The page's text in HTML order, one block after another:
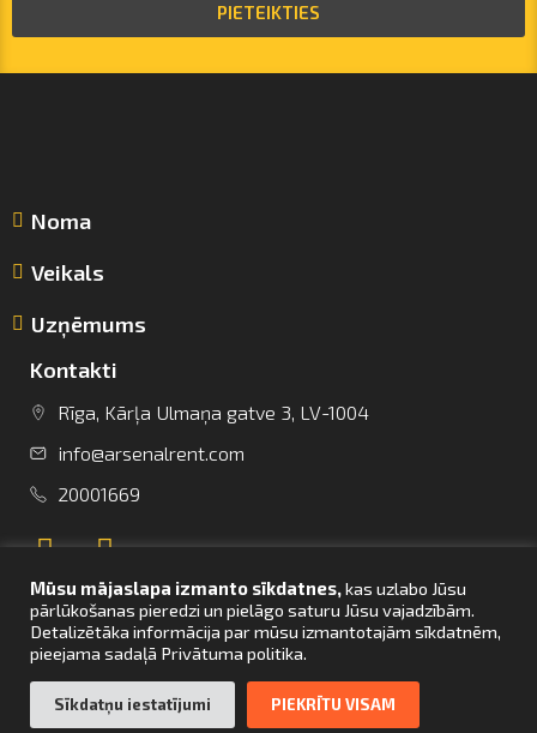
info@arsenalrent.com
Lietuva Latvija Igaunija
PIETEIKTIES
Noma
Veikals
Uzņēmums
Kontakti
Rīga, Kārļa Ulmaņa gatve 3, LV-1004
info@arsenalrent.com
20001669
UZ SĀKUMU
© Arsenal Tehnikas noma 2021. Visas tiesības aizsargātas. Mājaslapas
Mūsu mājaslapa izmanto sīkdatnes,kas uzlabo Jūsu
pārlūkošanas pieredzi un pielāgo saturu Jūsu vajadzībām.
Detalizētāka informācija par mūsu izmantotajām sīkdatnēm,
pieejama sadaļā Privātuma politika.
Sīkdatņu iestatījumi PIEKRĪTU VISAM